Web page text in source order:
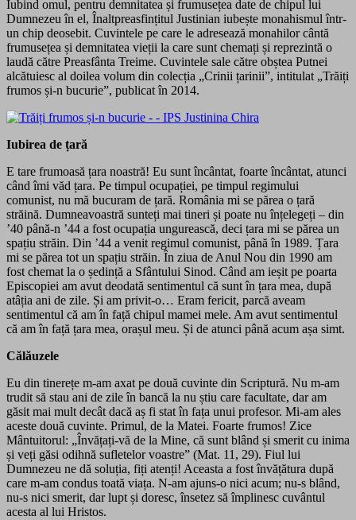
Iubind omul, pentru demnitatea și frumusețea date de chipul lui
Dumnezeu în el, Înaltpreasfințitul Justinian iubește monahismul într-
un chip deosebit. Cuvintele pe care le adresează monahilor cântă
frumusețea și demnitatea vieții la care sunt chemați și reprezintă o
laudă către Preasfânta Treime. Cuvintele sale către obștea Putnei
alcătuiesc al doilea volum din colecția „Crinii țarinii”, intitulat „Trăiți
frumos și-n bucurie”, publicat în 2014.
Iubirea de țară
E tare frumoasă țara noastră! Eu sunt încântat, foarte încântat, atunci
când îmi văd țara. Pe timpul ocupației, pe timpul regimului
comunist, nu mă bucuram de țară. România mi se părea o țară
străină. Dumneavoastră sunteți mai tineri și poate nu înțelegeți – din
’40 până-n ’44 a fost ocupația ungurească, deci țara mi se părea un
spațiu străin. Din ’44 a venit regimul comunist, până în 1989. Țara
mi se părea tot un spațiu străin. În ziua de Anul Nou din 1990 am
fost chemat la o ședință a Sfântului Sinod. Când am ieșit pe poarta
Episcopiei am avut deodată sentimentul că sunt în țara mea, după
atâția ani de zile. Și am privit-o… Eram fericit, parcă aveam
sentimentul că am în față chipul mamei mele. Am avut sentimentul
că am în față țara mea, orașul meu. Și de atunci până acum așa simt.
Călăuzele
Eu din tinerețe m-am axat pe două cuvinte din Scriptură. Nu m-am
trudit să stau ani de zile în bancă la nu știu care facultate, dar am
găsit mai mult decât dacă aș fi stat în fața unui profesor. Mi-am ales
aceste două cuvinte. Primul, de la Matei. Foarte frumos! Zice
Mântuitorul: „Învățați-vă de la Mine, că sunt blând și smerit cu inima
și veți găsi odihnă sufletelor voastre” (Mat. 11, 29). Fiul lui
Dumnezeu ne dă soluția, fiți atenți! Aceasta a fost învățătura după
care m-am condus toată viața. N-am ajuns-o nici acum; nu-s blând,
nu-s nici smerit, dar lupt și doresc, însetez să împlinesc cuvântul
acesta al lui Hristos.